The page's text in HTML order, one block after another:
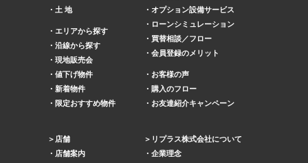
土 地
エリアから探す
沿線から探す
現地販売会
値下げ物件
新着物件
限定おすすめ物件
オプション設備サービス
ローンシミュレーション
買替相談／フロー
会員登録のメリット
お客様の声
購入のフロー
お友達紹介キャンペーン
店舗
店舗案内
リプラス株式会社について
企業理念